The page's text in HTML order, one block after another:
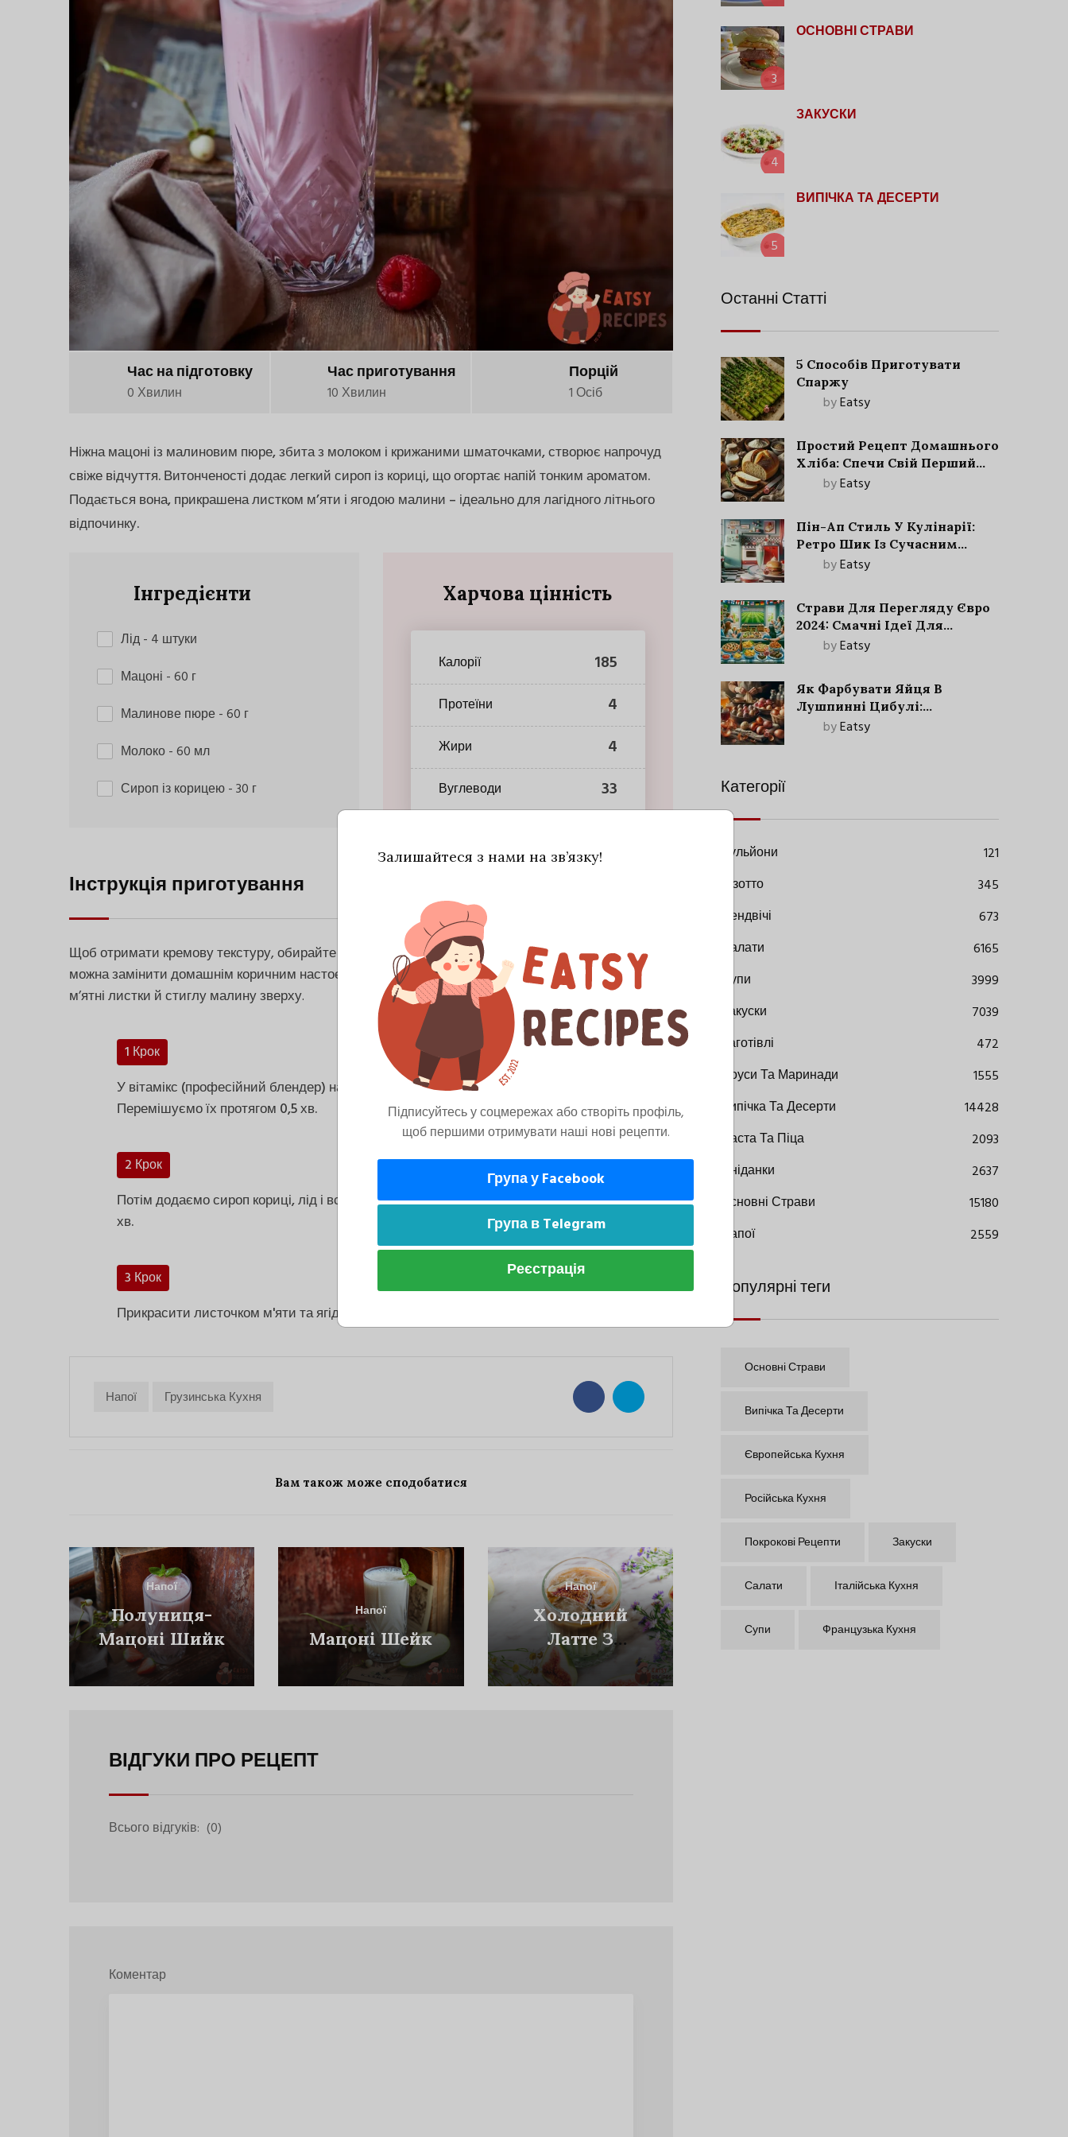
Час на підготовку
0 Хвилин
Час приготування
10 Хвилин
Порцій
1 Осіб
Ніжна мацоні із малиновим пюре, збита з молоком і крижаними шматочками, створює напрочуд
свіже відчуття. Витонченості додає легкий сироп із кориці, що огортає напій тонким ароматом.
Подається вона, прикрашена листком м’яти і ягодою малини – ідеально для лагідного літнього
відпочинку.
Інгредієнти
Лід- 4 штуки
Мацоні - 60 г
Малинове пюре- 60 г
Молоко- 60 мл
Сироп із корицею- 30 г
Харчова цінність
Калорії 185
Протеїни 4
Жири 4
Вуглеводи 33
Інструкція приготування
Щоб отримати кремову текстуру, обирайте густий мацоні та свіже малинове пюре. Сироп кориці
можна замінити домашнім коричним настоєм, а для насиченої подачі використовуйте великі
м’ятні листки й стиглу малину зверху.
1 Крок
У вітамікс (професійний блендер) налити молоко, мацони та пюре малини.
Перемішуємо їх протягом 0,5 хв.
2 Крок
Потім додаємо сироп кориці, лід і всі разом перемішуємо у вітаміксі протягом 1,5
хв.
3 Крок
Прикрасити листочком м'яти та ягідкою малини.
Напої Грузинська Кухня
Вам також може сподобатися
Напої
Полуниця-
Мацоні Шийк
Напої
Мацоні Шейк
Напої
Холодний
Латте З
Інжиром І
Шпинатом
ВІДГУКИ ПРО РЕЦЕПТ
Всього відгуків: (0)
Коментар
3
ОСНОВНІ СТРАВИ
4
ЗАКУСКИ
5
ВИПІЧКА ТА ДЕСЕРТИ
Останні Статті
5 Способів Приготувати
Спаржу
byEatsy
Простий Рецепт Домашнього
Хліба: Спечи Свій Перший
Запашний Хліб!
byEatsy
Пін-Ап Стиль У Кулінарії:
Ретро Шик Із Сучасним
Акцентом
byEatsy
Страви Для Перегляду Євро
2024: Смачні Ідеї Для
Футбольного Свята
byEatsy
Як Фарбувати Яйця В
Лушпинні Цибулі:
Старовинний Метод З
byEatsy
Категорії
Бульйони
121
Різотто
345
Сендвічі
673
Салати
6165
Супи
3999
Закуски
7039
Заготівлі
472
Соуси Та Маринади
1555
Випічка Та Десерти
14428
Паста Та Піца
2093
Сніданки
2637
Основні Страви
15180
Напої
2559
Популярні теги
Основні Страви
Випічка Та Десерти
Європейська Кухня
Російська Кухня
Покрокові Рецепти Закуски
Салати Італійська Кухня
Супи Французька Кухня
Залишайтеся з нами на зв’язку!
Підписуйтесь у соцмережах або створіть профіль,
щоб першими отримувати наші нові рецепти.
Група у Facebook
Група в Telegram
Реєстрація